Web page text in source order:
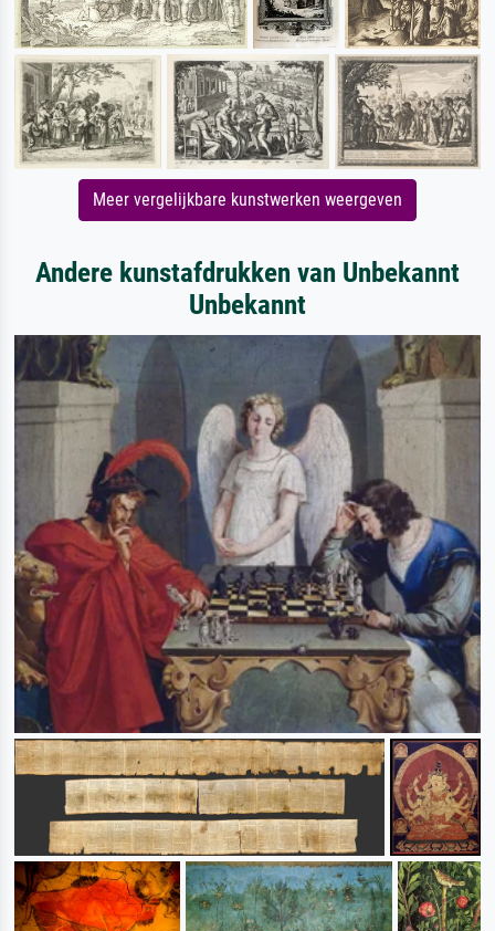
Meer vergelijkbare kunstwerken weergeven
Andere kunstafdrukken van Unbekannt
Unbekannt